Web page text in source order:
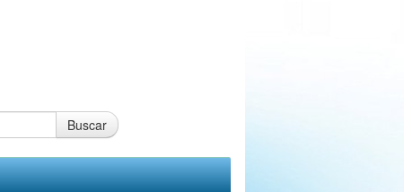
Buscar